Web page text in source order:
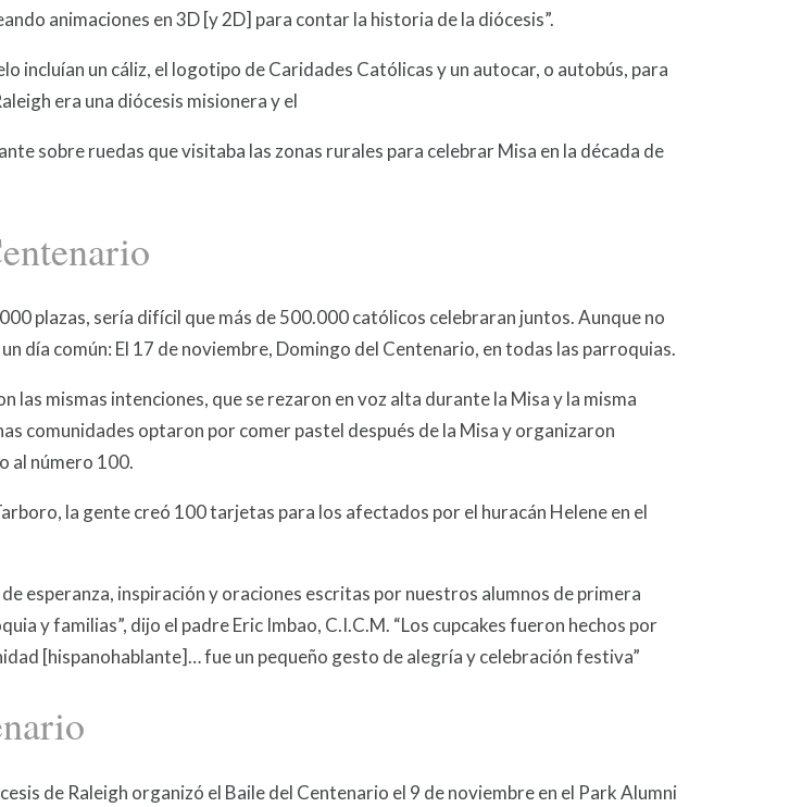
animaciones en 3D [y 2D] para contar la historia de la diócesis”.
incluían un cáliz, el logotipo de Caridades Católicas y un autocar, o autobús, para
era una diócesis misionera y el
sobre ruedas que visitaba las zonas rurales para celebrar Misa en la década de
plazas, sería difícil que más de 500.000 católicos celebraran juntos. Aunque no
día común: El 17 de noviembre, Domingo del Centenario, en todas las parroquias.
las mismas intenciones, que se rezaron en voz alta durante la Misa y la misma
comunidades optaron por comer pastel después de la Misa y organizaron
al número 100.
la gente creó 100 tarjetas para los afectados por el huracán Helene en el
esperanza, inspiración y oraciones escritas por nuestros alumnos de primera
y familias”, dijo el padre Eric Imbao, C.I.C.M. “Los cupcakes fueron hechos por
[hispanohablante]… fue un pequeño gesto de alegría y celebración festiva”
de Raleigh organizó el Baile del Centenario el 9 de noviembre en el Park Alumni